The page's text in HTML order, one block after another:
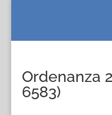
Ordenanza
6583)